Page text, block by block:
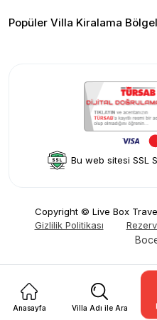
Merkeze Yakın Villalar
Yorumlar
Hakkımızda
Popüler Villa Kiralama
Bu web sitesi SSL
Copyright © Live Box
Gizlilik Politikası
Anasayfa Villa Adı ile Ara